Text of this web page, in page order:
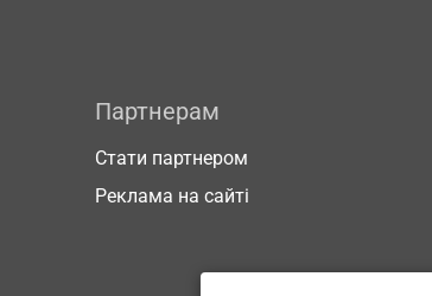
Партнерам
Стати партнером
Реклама на сайті